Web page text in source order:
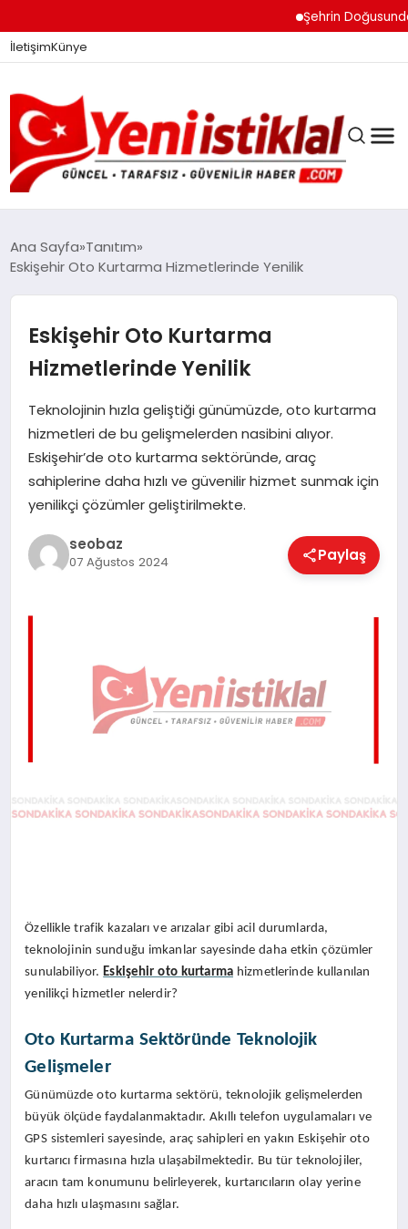
Şehrin Doğusundan
İletişimKünye
GÜNDEM
DÜNYA
EĞITIM
EKONOMI
MAGAZIN
TEKNOLOJI
Ana Sayfa Tanıtım
Eskişehir Oto Kurtarma Hizmetlerinde Yenilik
Eskişehir Oto Kurtarma
Hizmetlerinde Yenilik
Teknolojinin hızla geliştiği günümüzde, oto kurtarma
hizmetleri de bu gelişmelerden nasibini alıyor.
Eskişehir’de oto kurtarma sektöründe, araç
sahiplerine daha hızlı ve güvenilir hizmet sunmak için
yenilikçi çözümler geliştirilmekte.
seobaz
07 Ağustos 2024 Paylaş
Özellikle trafik kazaları ve arızalar gibi acil durumlarda,
teknolojinin sunduğu imkanlar sayesinde daha etkin çözümler
sunulabiliyor. Eskişehir oto kurtarma hizmetlerinde kullanılan
yenilikçi hizmetler nelerdir?
Oto Kurtarma Sektöründe Teknolojik
Gelişmeler
Günümüzde oto kurtarma sektörü, teknolojik gelişmelerden
büyük ölçüde faydalanmaktadır. Akıllı telefon uygulamaları ve
GPS sistemleri sayesinde, araç sahipleri en yakın Eskişehir oto
kurtarıcı firmasına hızla ulaşabilmektedir. Bu tür teknolojiler,
aracın tam konumunu belirleyerek, kurtarıcıların olay yerine
daha hızlı ulaşmasını sağlar.